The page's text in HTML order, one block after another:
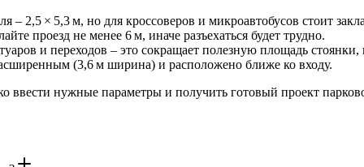
– 2,5 × 5,3 м, но для кроссоверов и микроавтобусов стоит
проезд не менее 6 м, иначе разъехаться будет трудно.
и переходов – это сокращает полезную площадь стоянки,
(3,6 м ширина) и расположено ближе ко входу.
ввести нужные параметры и получить готовый проект